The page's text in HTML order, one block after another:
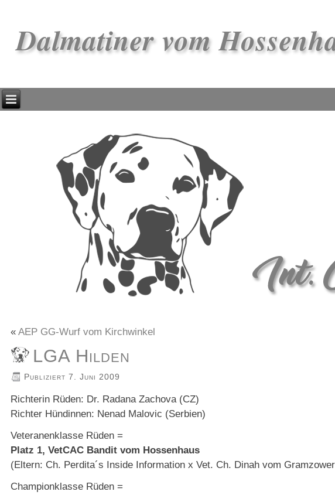
Dalmatiner vom
«AEP GG-Wurf vom Kirchwinkel
LGA Hilden
Publiziert 7. Juni 2009
Richterin Rüden: Dr. Radana Zachova (CZ)
Richter Hündinnen: Nenad Malovic (Serbien)
Veteranenklasse Rüden =
Platz 1, VetCAC Bandit vom Hossenhaus
(Eltern: Ch. Perdita´s Inside Information x Vet. Ch. Dinah vom
Championklasse Rüden =